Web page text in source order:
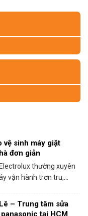
vệ sinh máy giặt
đơn giản
thường xuyên
vận hành trơn tru,...
– Trung tâm sửa
tại HCM